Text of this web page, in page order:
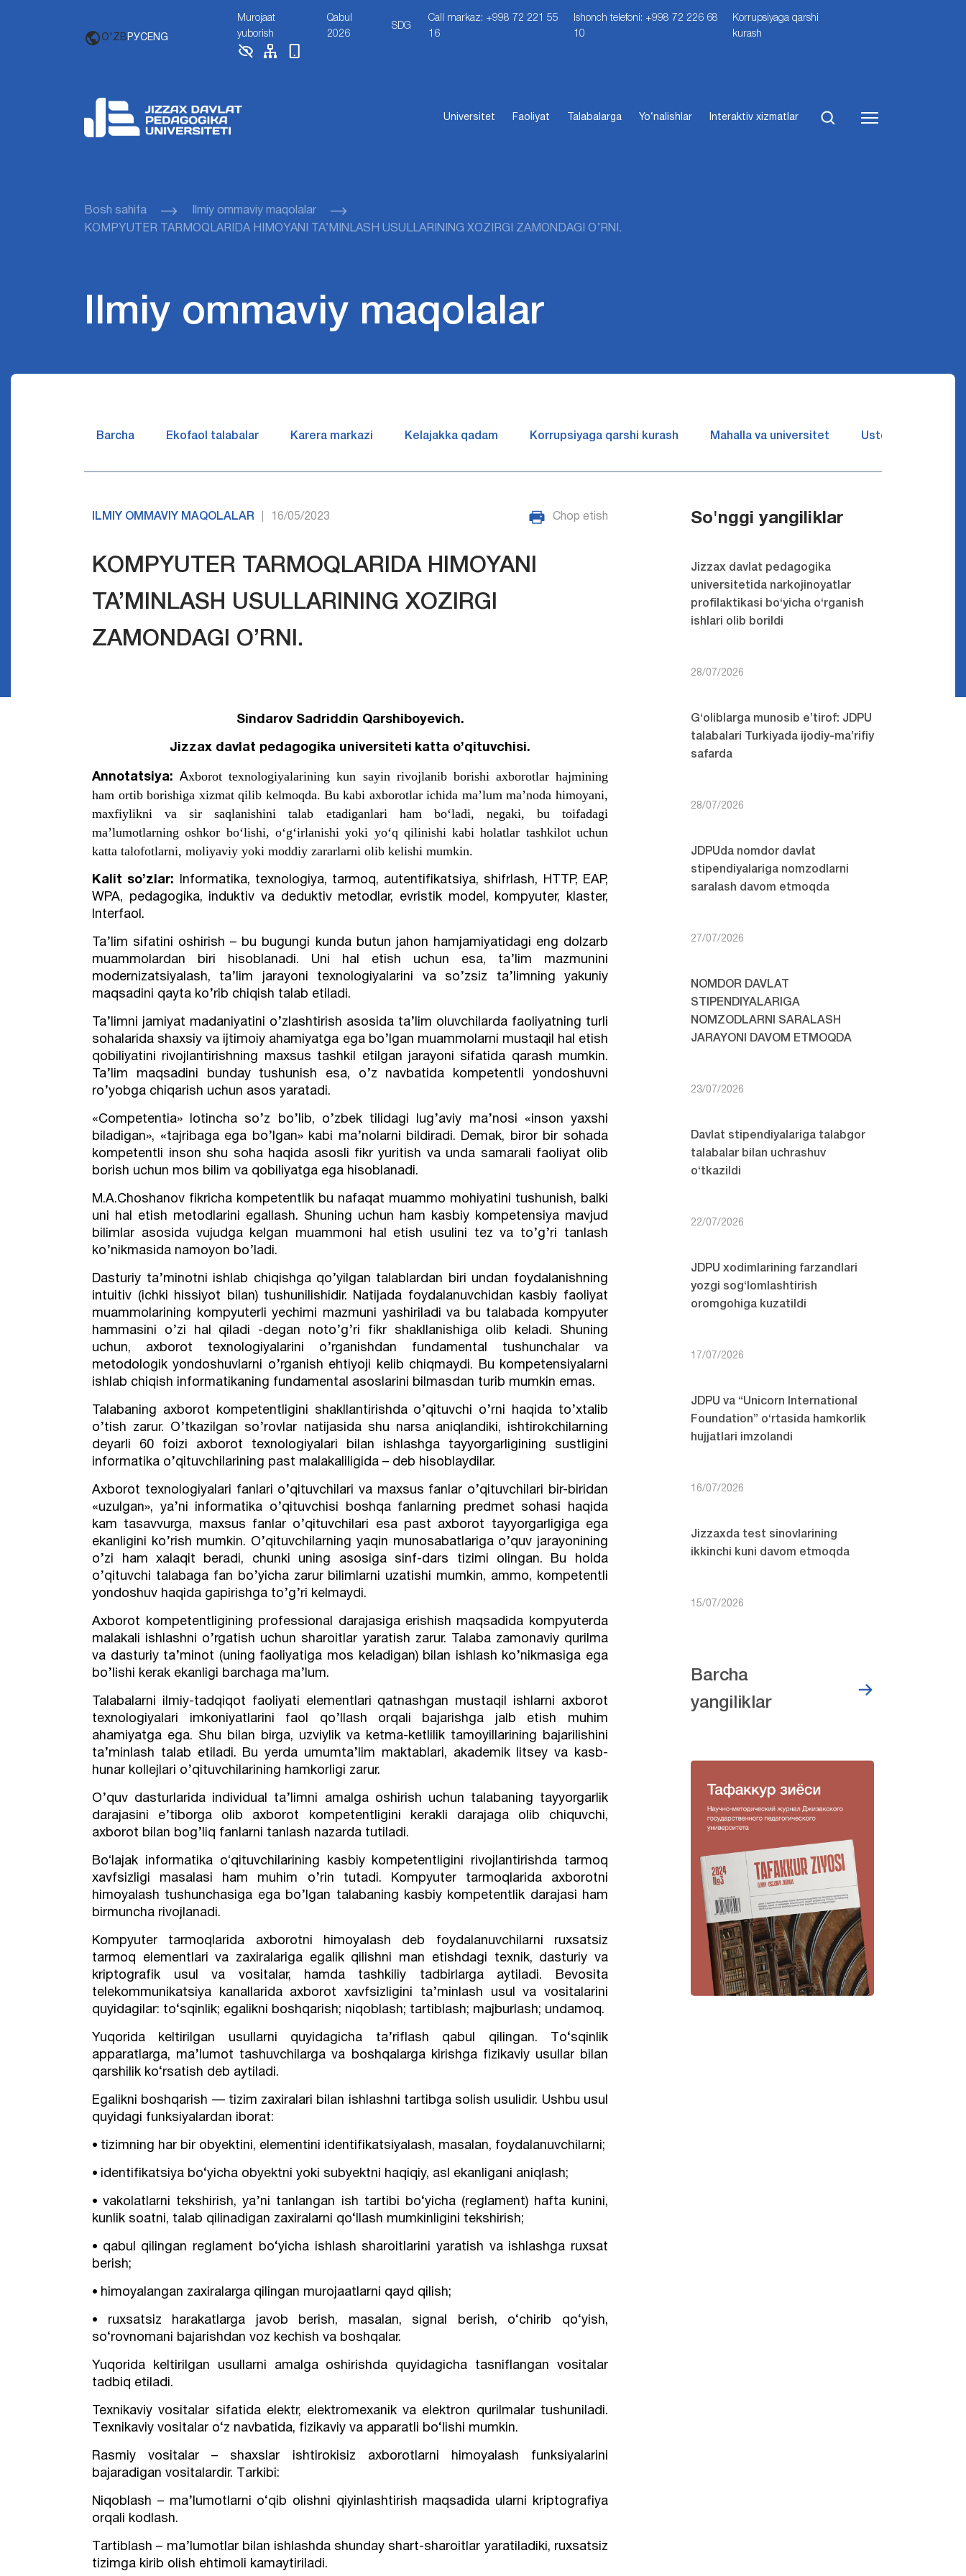
O'ZB РУСENG
Murojaat
yuborish
Qabul
2026
SDG
Call markaz: +998 72 221 55
16
Ishonch telefoni: +998 72 226 68
10
Korrupsiyaga qarshi
kurash
Universitet Faoliyat Talabalarga Yo‘nalishlar Interaktiv xizmatlar
Bosh sahifa
Ilmiy ommaviy maqolalar
KOMPYUTER TARMOQLARIDA HIMOYANI TA’MINLASH USULLARINING XOZIRGI ZAMONDAGI O’RNI.
Ilmiy ommaviy maqolalar
Barcha Ekofaol talabalar Karera markazi Kelajakka qadam Korrupsiyaga qarshi kurash Mahalla va universitet Ustozlar suhbatin
ILMIY OMMAVIY MAQOLALAR 16/05/2023 Chop etish
KOMPYUTER TARMOQLARIDA HIMOYANI
TA’MINLASH USULLARINING XOZIRGI
ZAMONDAGI O’RNI.
Sindarov Sadriddin Qarshiboyevich.
Jizzax davlat pedagogika universiteti katta o’qituvchisi.
Annotatsiya: Axborot texnologiyalarining kun sayin rivojlanib borishi axborotlar hajmining
ham ortib borishiga xizmat qilib kelmoqda. Bu kabi axborotlar ichida ma’lum ma’noda himoyani,
maxfiylikni va sir saqlanishini talab etadiganlari ham bo‘ladi, negaki, bu toifadagi
ma’lumotlarning oshkor bo‘lishi, o‘g‘irlanishi yoki yo‘q qilinishi kabi holatlar tashkilot uchun
katta talofotlarni, moliyaviy yoki moddiy zararlarni olib kelishi mumkin.
Kalit so’zlar:
Informatika, texnologiya, tarmoq, autentifikatsiya, shifrlash, HTTP, EAP,
WPA, pedagogika, induktiv va deduktiv metodlar, evristik model, kompyuter, klaster,
Interfaol.
Ta’lim sifatini oshirish – bu bugungi kunda butun jahon hamjamiyatidagi eng dolzarb
muammolardan biri hisoblanadi. Uni hal etish uchun esa, ta’lim mazmunini
modernizatsiyalash, ta’lim jarayoni texnologiyalarini va so’zsiz ta’limning yakuniy
maqsadini qayta ko’rib chiqish talab etiladi.
Ta’limni jamiyat madaniyatini o’zlashtirish asosida ta’lim oluvchilarda faoliyatning turli
sohalarida shaxsiy va ijtimoiy ahamiyatga ega bo’lgan muammolarni mustaqil hal etish
qobiliyatini rivojlantirishning maxsus tashkil etilgan jarayoni sifatida qarash mumkin.
Ta’lim maqsadini bunday tushunish esa, o’z navbatida kompetentli yondoshuvni
ro’yobga chiqarish uchun asos yaratadi.
«Competentia» lotincha so’z bo’lib, o’zbek tilidagi lug’aviy ma’nosi «inson yaxshi
biladigan», «tajribaga ega bo’lgan» kabi ma’nolarni bildiradi. Demak, biror bir sohada
kompetentli inson shu soha haqida asosli fikr yuritish va unda samarali faoliyat olib
borish uchun mos bilim va qobiliyatga ega hisoblanadi.
M.A.Choshanov fikricha kompetentlik bu nafaqat muammo mohiyatini tushunish, balki
uni hal etish metodlarini egallash. Shuning uchun ham kasbiy kompetensiya mavjud
bilimlar asosida vujudga kelgan muammoni hal etish usulini tez va to’g’ri tanlash
ko’nikmasida namoyon bo’ladi.
Dasturiy ta’minotni ishlab chiqishga qo’yilgan talablardan biri undan foydalanishning
intuitiv (ichki hissiyot bilan) tushunilishidir. Natijada foydalanuvchidan kasbiy faoliyat
muammolarining kompyuterli yechimi mazmuni yashiriladi va bu talabada kompyuter
hammasini o’zi hal qiladi -degan noto’g’ri fikr shakllanishiga olib keladi. Shuning
uchun, axborot texnologiyalarini o’rganishdan fundamental tushunchalar va
metodologik yondoshuvlarni o’rganish ehtiyoji kelib chiqmaydi. Bu kompetensiyalarni
ishlab chiqish informatikaning fundamental asoslarini bilmasdan turib mumkin emas.
Talabaning axborot kompetentligini shakllantirishda o’qituvchi o’rni haqida to’xtalib
o’tish zarur. O’tkazilgan so’rovlar natijasida shu narsa aniqlandiki, ishtirokchilarning
deyarli 60 foizi axborot texnologiyalari bilan ishlashga tayyorgarligining sustligini
informatika o’qituvchilarining past malakaliligida – deb hisoblaydilar.
Axborot texnologiyalari fanlari o’qituvchilari va maxsus fanlar o’qituvchilari bir-biridan
«uzulgan», ya’ni informatika o’qituvchisi boshqa fanlarning predmet sohasi haqida
kam tasavvurga, maxsus fanlar o’qituvchilari esa past axborot tayyorgarligiga ega
ekanligini ko’rish mumkin. O’qituvchilarning yaqin munosabatlariga o’quv jarayonining
o’zi ham xalaqit beradi, chunki uning asosiga sinf-dars tizimi olingan. Bu holda
o’qituvchi talabaga fan bo’yicha zarur bilimlarni uzatishi mumkin, ammo, kompetentli
yondoshuv haqida gapirishga to’g’ri kelmaydi.
Axborot kompetentligining professional darajasiga erishish maqsadida kompyuterda
malakali ishlashni o’rgatish uchun sharoitlar yaratish zarur. Talaba zamonaviy qurilma
va dasturiy ta’minot (uning faoliyatiga mos keladigan) bilan ishlash ko’nikmasiga ega
bo’lishi kerak ekanligi barchaga ma’lum.
Talabalarni ilmiy-tadqiqot faoliyati elementlari qatnashgan mustaqil ishlarni axborot
texnologiyalari imkoniyatlarini faol qo’llash orqali bajarishga jalb etish muhim
ahamiyatga ega. Shu bilan birga, uzviylik va ketma-ketlilik tamoyillarining bajarilishini
ta’minlash talab etiladi. Bu yerda umumta’lim maktablari, akademik litsey va kasb-
hunar kollejlari o’qituvchilarining hamkorligi zarur.
O’quv dasturlarida individual ta’limni amalga oshirish uchun talabaning tayyorgarlik
darajasini e’tiborga olib axborot kompetentligini kerakli darajaga olib chiquvchi,
axborot bilan bog’liq fanlarni tanlash nazarda tutiladi.
Boʻlajak informatika oʻqituvchilarining kasbiy kompetentligini rivojlantirishda tarmoq
xavfsizligi masalasi ham muhim o’rin tutadi. Kompyuter tarmoqlarida axborotni
himoyalash tushunchasiga ega bo’lgan talabaning kasbiy kompetentlik darajasi ham
birmuncha rivojlanadi.
Kompyuter tarmoqlarida axborotni himoyalash deb foydalanuvchilarni ruxsatsiz
tarmoq elementlari va zaxiralariga egalik qilishni man etishdagi texnik, dasturiy va
kriptografik usul va vositalar, hamda tashkiliy tadbirlarga aytiladi. Bevosita
telekommunikatsiya kanallarida axborot xavfsizligini ta’minlash usul va vositalarini
quyidagilar: to‘sqinlik; egalikni boshqarish; niqoblash; tartiblash; majburlash; undamoq.
Yuqorida keltirilgan usullarni quyidagicha ta’riflash qabul qilingan. Тo‘sqinlik
apparatlarga, ma’lumot tashuvchilarga va boshqalarga kirishga fizikaviy usullar bilan
qarshilik ko‘rsatish deb aytiladi.
Egalikni boshqarish — tizim zaxiralari bilan ishlashni tartibga solish usulidir. Ushbu usul
quyidagi funksiyalardan iborat:
• tizimning har bir obyektini, elementini identifikatsiyalash, masalan, foydalanuvchilarni;
• identifikatsiya bo‘yicha obyektni yoki subyektni haqiqiy, asl ekanligani aniqlash;
•vakolatlarni tekshirish, ya’ni tanlangan ish tartibi bo‘yicha (reglament) hafta kunini,
kunlik soatni, talab qilinadigan zaxiralarni qo‘llash mumkinligini tekshirish;
• qabul qilingan reglament bo‘yicha ishlash sharoitlarini yaratish va ishlashga ruxsat
berish;
• himoyalangan zaxiralarga qilingan murojaatlarni qayd qilish;
• ruxsatsiz harakatlarga javob berish, masalan, signal berish, o‘chirib qo‘yish,
so‘rovnomani bajarishdan voz kechish va boshqalar.
Yuqorida keltirilgan usullarni amalga oshirishda quyidagicha tasniflangan vositalar
tadbiq etiladi.
Texnikaviy vositalar sifatida elektr, elektromexanik va elektron qurilmalar tushuniladi.
Тexnikaviy vositalar o‘z navbatida, fizikaviy va apparatli bo‘lishi mumkin.
Rasmiy vositalar – shaxslar ishtirokisiz axborotlarni himoyalash funksiyalarini
bajaradigan vositalardir. Тarkibi:
Niqoblash – ma’lumotlarni o‘qib olishni qiyinlashtirish maqsadida ularni kriptografiya
orqali kodlash.
Тartiblash – ma’lumotlar bilan ishlashda shunday shart-sharoitlar yaratiladiki, ruxsatsiz
tizimga kirib olish ehtimoli kamaytiriladi.
So'nggi yangiliklar
Jizzax davlat pedagogika
universitetida narkojinoyatlar
profilaktikasi bo‘yicha o‘rganish
ishlari olib borildi
28/07/2026
G‘oliblarga munosib e’tirof: JDPU
talabalari Turkiyada ijodiy-ma’rifiy
safarda
28/07/2026
JDPUda nomdor davlat
stipendiyalariga nomzodlarni
saralash davom etmoqda
27/07/2026
NOMDOR DAVLAT
STIPENDIYALARIGA
NOMZODLARNI SARALASH
JARAYONI DAVOM ETMOQDA
23/07/2026
Davlat stipendiyalariga talabgor
talabalar bilan uchrashuv
o‘tkazildi
22/07/2026
JDPU xodimlarining farzandlari
yozgi sog‘lomlashtirish
oromgohiga kuzatildi
17/07/2026
JDPU va “Unicorn International
Foundation” o‘rtasida hamkorlik
hujjatlari imzolandi
16/07/2026
Jizzaxda test sinovlarining
ikkinchi kuni davom etmoqda
15/07/2026
Barcha
yangiliklar